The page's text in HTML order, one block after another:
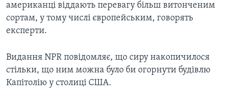
американці віддають перевагу більш витонченим
сортам, у тому числі європейським, говорять
експерти.
Видання NPR повідомляє, що сиру накопичилося
стільки, що ним можна було би огорнути будівлю
Капітолію у столиці США.